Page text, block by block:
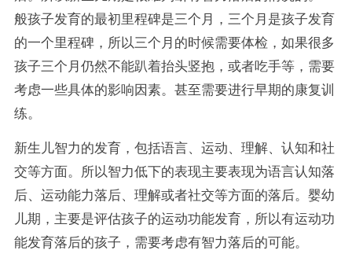
般孩子发育的最初里程碑是三个月，三个月是孩子发育
的一个里程碑，所以三个月的时候需要体检，如果很多
孩子三个月仍然不能趴着抬头竖抱，或者吃手等，需要
考虑一些具体的影响因素。甚至需要进行早期的康复训
练。
新生儿智力的发育，包括语言、运动、理解、认知和社
交等方面。所以智力低下的表现主要表现为语言认知落
后、运动能力落后、理解或者社交等方面的落后。婴幼
儿期，主要是评估孩子的运动功能发育，所以有运动功
能发育落后的孩子，需要考虑有智力落后的可能。